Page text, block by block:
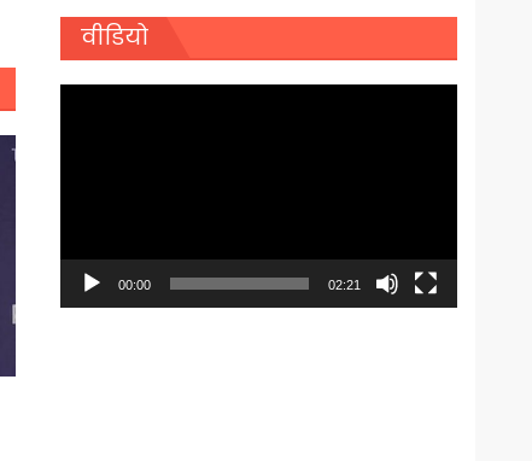
वीडियो
00:00 02:21